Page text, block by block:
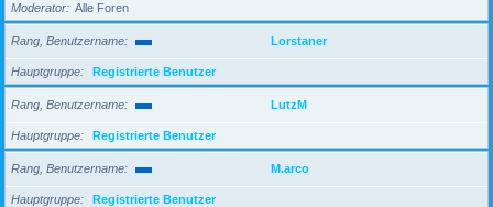
Moderator
Alle Foren
Rang, Benutzername Lorstaner
Hauptgruppe Registrierte Benutzer
Rang, Benutzername LutzM
Hauptgruppe Registrierte Benutzer
Rang, Benutzername M.arco
Hauptgruppe Registrierte Benutzer